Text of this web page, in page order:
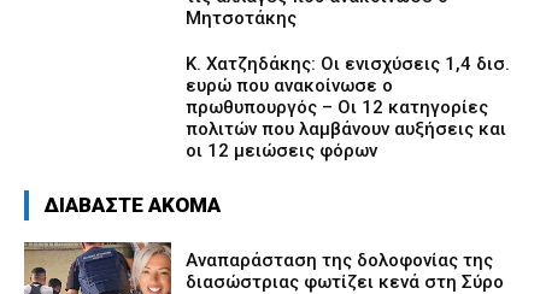
Μητσοτάκης
Κ. Χατζηδάκης: Οι ενισχύσεις 1,4 δισ.
ευρώ που ανακοίνωσε ο
πρωθυπουργός – Οι 12 κατηγορίες
πολιτών που λαμβάνουν αυξήσεις και
οι 12 μειώσεις φόρων
ΔΙΑΒΑΣΤΕ ΑΚΟΜΑ
Αναπαράσταση της δολοφονίας της
διασώστριας φωτίζει κενά στη Σύρο